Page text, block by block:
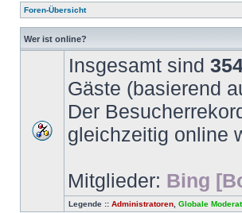
Foren-Übersicht
Wer ist online?
Insgesamt sind
Gäste (basierend
Der
gleichzeitig online
Mitglieder: Bing
Legende :: Administratoren Globale